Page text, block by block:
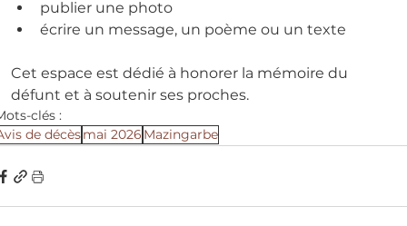
publier une photo
écrire un message, un poème ou un texte
Cet espace est dédié à honorer la mémoire du
défunt et à soutenir ses proches.
clés :
de décèsmai 2026 Mazingarbe